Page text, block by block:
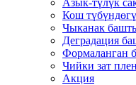
Азык-түлүк
Кош
Чыканак
Деградация
Формаланган
Чийки зат
Акция